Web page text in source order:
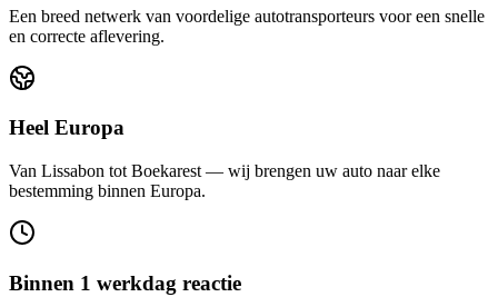
Een breed netwerk van voordelige autotransporteurs voor een snelle
en correcte aflevering.
Heel Europa
Van Lissabon tot Boekarest — wij brengen uw auto naar elke
bestemming binnen Europa.
Binnen 1 werkdag reactie